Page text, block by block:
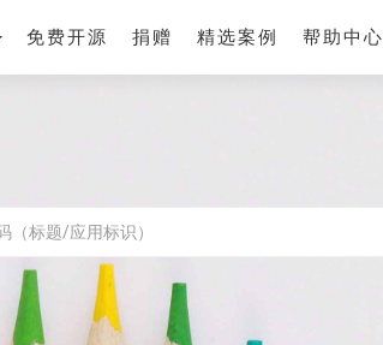
免费开源 捐赠 精选案例 帮助中心